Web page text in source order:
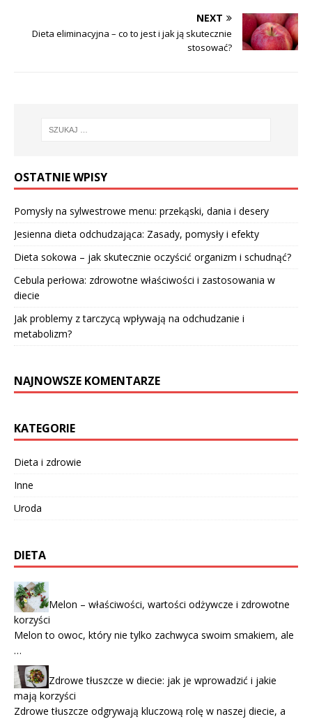
NEXT
Dieta eliminacyjna – co to jest i jak ją skutecznie
stosować?
OSTATNIE WPISY
Pomysły na sylwestrowe menu: przekąski, dania i desery
Jesienna dieta odchudzająca: Zasady, pomysły i efekty
Dieta sokowa – jak skutecznie oczyścić organizm i schudnąć?
Cebula perłowa: zdrowotne właściwości i zastosowania w
diecie
Jak problemy z tarczycą wpływają na odchudzanie i
metabolizm?
NAJNOWSZE KOMENTARZE
KATEGORIE
Dieta i zdrowie
Inne
Uroda
DIETA
Melon – właściwości, wartości odżywcze i zdrowotne
korzyści
Melon to owoc, który nie tylko zachwyca swoim smakiem, ale
…
Zdrowe tłuszcze w diecie: jak je wprowadzić i jakie
mają korzyści
Zdrowe tłuszcze odgrywają kluczową rolę w naszej diecie, a